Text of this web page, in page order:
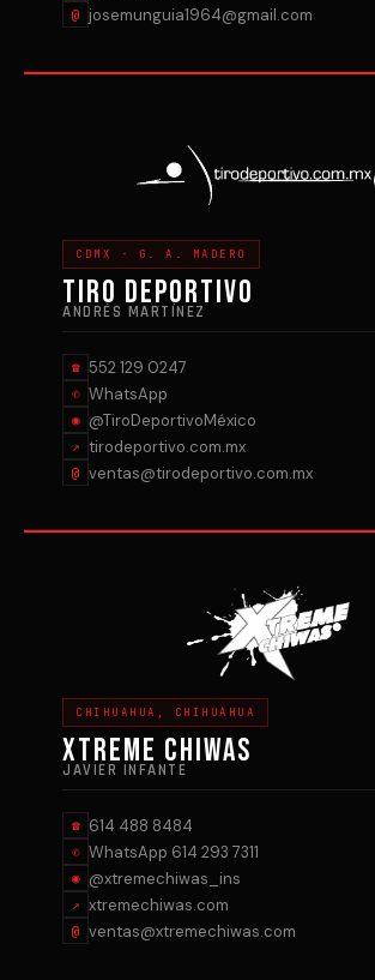
@ josemunguia1964@gmail.com
CDMX · G. A. MADERO
TIRO DEPORTIVO
ANDRÉS MARTÍNEZ
☎ 552 129 0247
✆ WhatsApp
◉ @TiroDeportivoMéxico
↗ tirodeportivo.com.mx
@ ventas@tirodeportivo.com.mx
CHIHUAHUA, CHIHUAHUA
XTREME CHIWAS
JAVIER INFANTE
☎ 614 488 8484
✆ WhatsApp 614 293 7311
◉ @xtremechiwas_ins
↗ xtremechiwas.com
@ ventas@xtremechiwas.com